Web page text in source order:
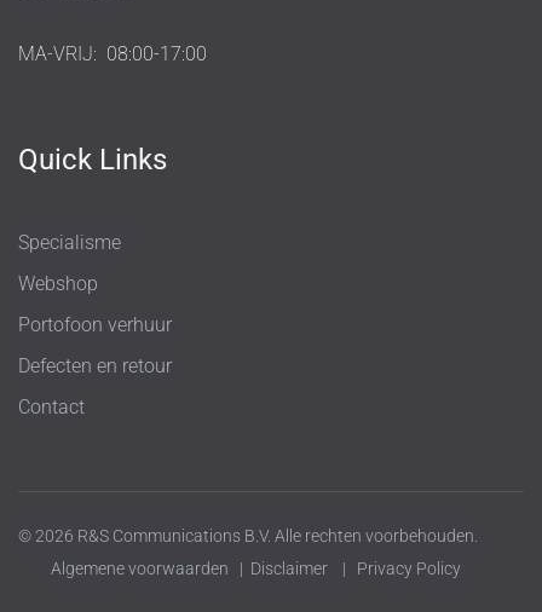
MA-VRIJ: 08:00-17:00
Quick Links
Specialisme
Webshop
Portofoon verhuur
Defecten en retour
Contact
© 2026 R&S Communications B.V. Alle rechten voorbehouden.
Algemene voorwaarden | Disclaimer | Privacy Policy